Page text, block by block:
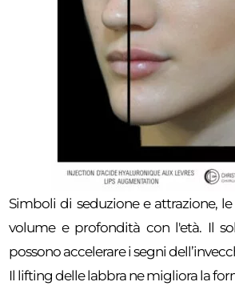
Simboli di seduzione e attrazione,
volume e profondità con l'età. Il
possono accelerare i segni
Il lifting delle labbra ne migliora la